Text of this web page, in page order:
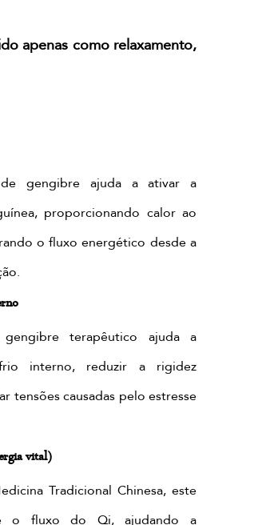
apenas como relaxamento,
gengibre ajuda a ativar a
proporcionando calor ao
o fluxo energético desde a
terapêutico ajuda a
interno, reduzir a rigidez
tensões causadas pelo estresse
vital)
Tradicional Chinesa, este